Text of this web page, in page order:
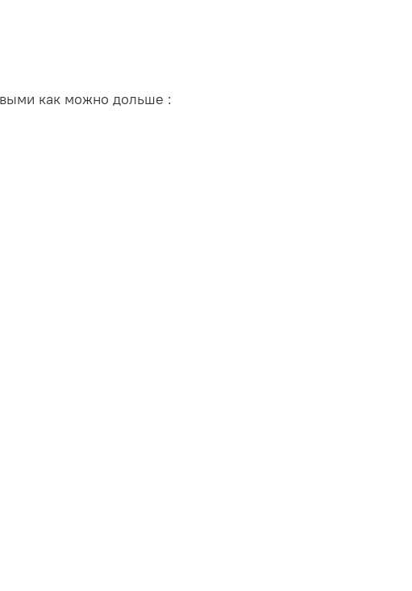
как можно дольше :